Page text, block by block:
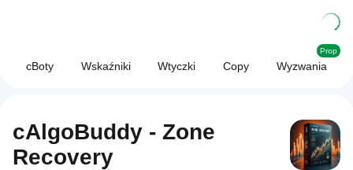
cBoty Wskaźniki Wtyczki Copy Wyzwania
Prop
cAlgoBuddy - Zone
Recovery